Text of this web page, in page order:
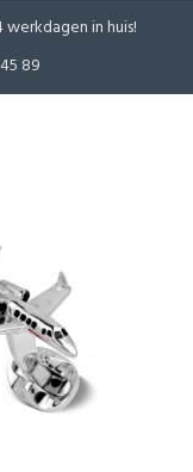
werkdagen in huis!
89